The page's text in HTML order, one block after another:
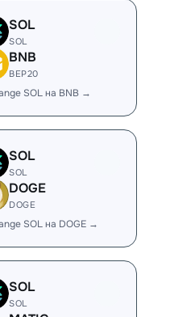
SOL
SOL
BNB
BEP20
SOL на BNB →
SOL
SOL
DOGE
DOGE
SOL на DOGE →
SOL
SOL